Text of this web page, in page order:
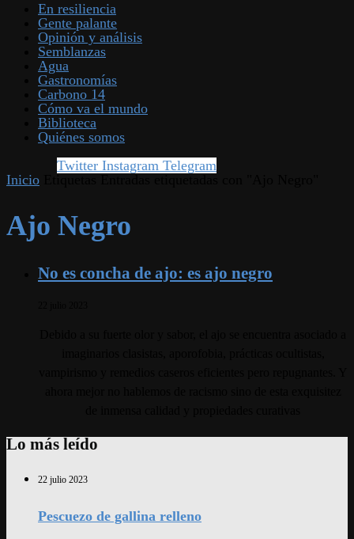
En resiliencia
Gente palante
Opinión y análisis
Semblanzas
Agua
Gastronomías
Carbono 14
Cómo va el mundo
Biblioteca
Quiénes somos
Twitter Instagram Telegram
Inicio
Ajo Negro
No es concha de ajo: es ajo negro
Lo más leído
22 julio 2023
Pescuezo de gallina relleno